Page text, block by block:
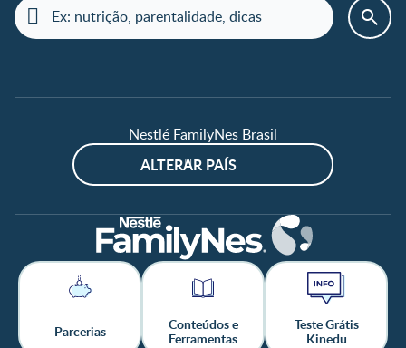
Nestlé FamilyNes Brasil
ALTERAR PAÍS
Parcerias
Conteúdos e
Ferramentas
Teste Grátis
Kinedu